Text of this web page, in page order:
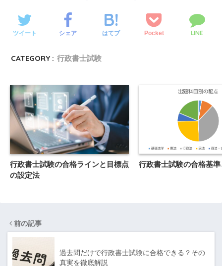
ツイート シェア はてブ Pocket LINE
CATEGORY : 行政書士試験
行政書士試験の合格ラインと目標点
の設定法
行政書士試験の合格基
前の記事
過去問だけで行政書士試験に合格できる？その
真実を徹底解説